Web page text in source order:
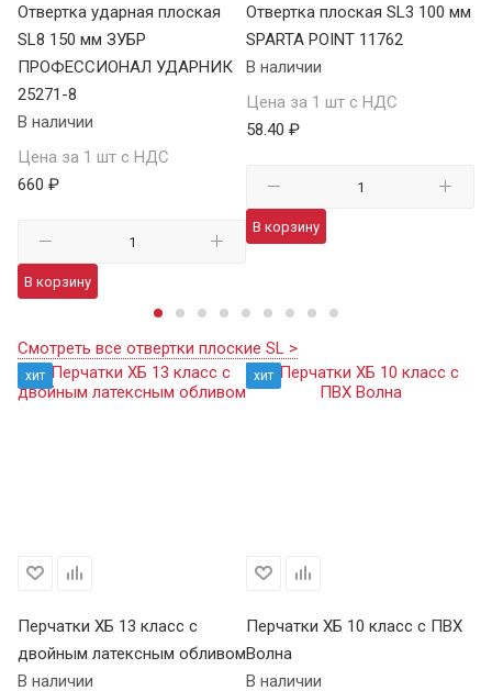
Отвертка ударная плоская
SL8 150 мм ЗУБР
ПРОФЕССИОНАЛ УДАРНИК
25271-8
В наличии
Цена за 1 шт с НДС
660 ₽
В корзину
Отвертка плоская SL3 100 мм
SPARTA POINT 11762
В наличии
Цена за 1 шт с НДС
58.40 ₽
В корзину
Смотреть все отвертки плоские SL >
хит
Перчатки ХБ 13 класс с
двойным латексным обливом
В наличии
хит
Перчатки ХБ 10 класс с ПВХ
Волна
В наличии